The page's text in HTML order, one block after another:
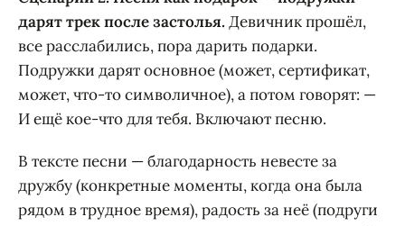
дарят трек после застолья. Девичник прошёл,
все расслабились, пора дарить подарки.
Подружки дарят основное (может, сертификат,
может, что-то символичное), а потом говорят: —
И ещё кое-что для тебя. Включают песню.
В тексте песни — благодарность невесте за
дружбу (конкретные моменты, когда она была
рядом в трудное время), радость за неё (подруги